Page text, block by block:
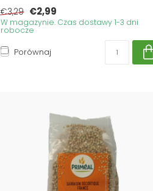
€3,29 €2,99
W magazynie. Czas dostawy 1-3 dni
robocze
Porównaj